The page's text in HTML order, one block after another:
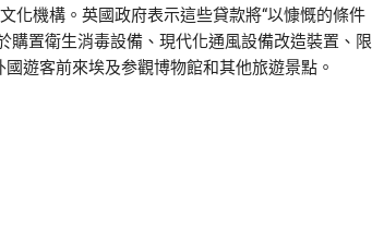
化機構。英國政府表示這些貸款將“以慷慨的條件
購置衛生消毒設備、現代化通風設備改造裝置、限
遊客前來埃及参觀博物館和其他旅遊景點。